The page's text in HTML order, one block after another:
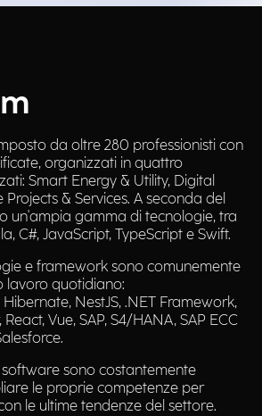
da oltre 280 professionisti con
organizzati in quattro
Smart Energy & Utility, Digital
Projects & Services. A seconda del
un'ampia gamma di tecnologie, tra
C#, JavaScript, TypeScript e Swift.
e framework sono comunemente
lavoro quotidiano:
NestJS, .NET Framework,
Vue, SAP, S4/HANA, SAP ECC
software sono costantemente
le proprie competenze per
le ultime tendenze del settore.